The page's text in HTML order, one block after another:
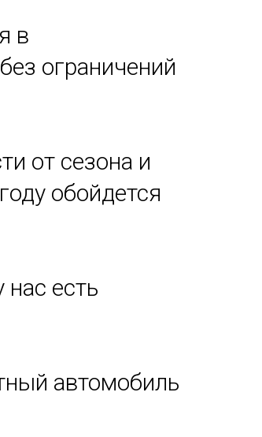
в
ограничений
от сезона и
обойдется
есть
автомобиль